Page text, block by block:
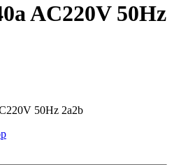
AC220V 50Hz
50Hz 2a2b